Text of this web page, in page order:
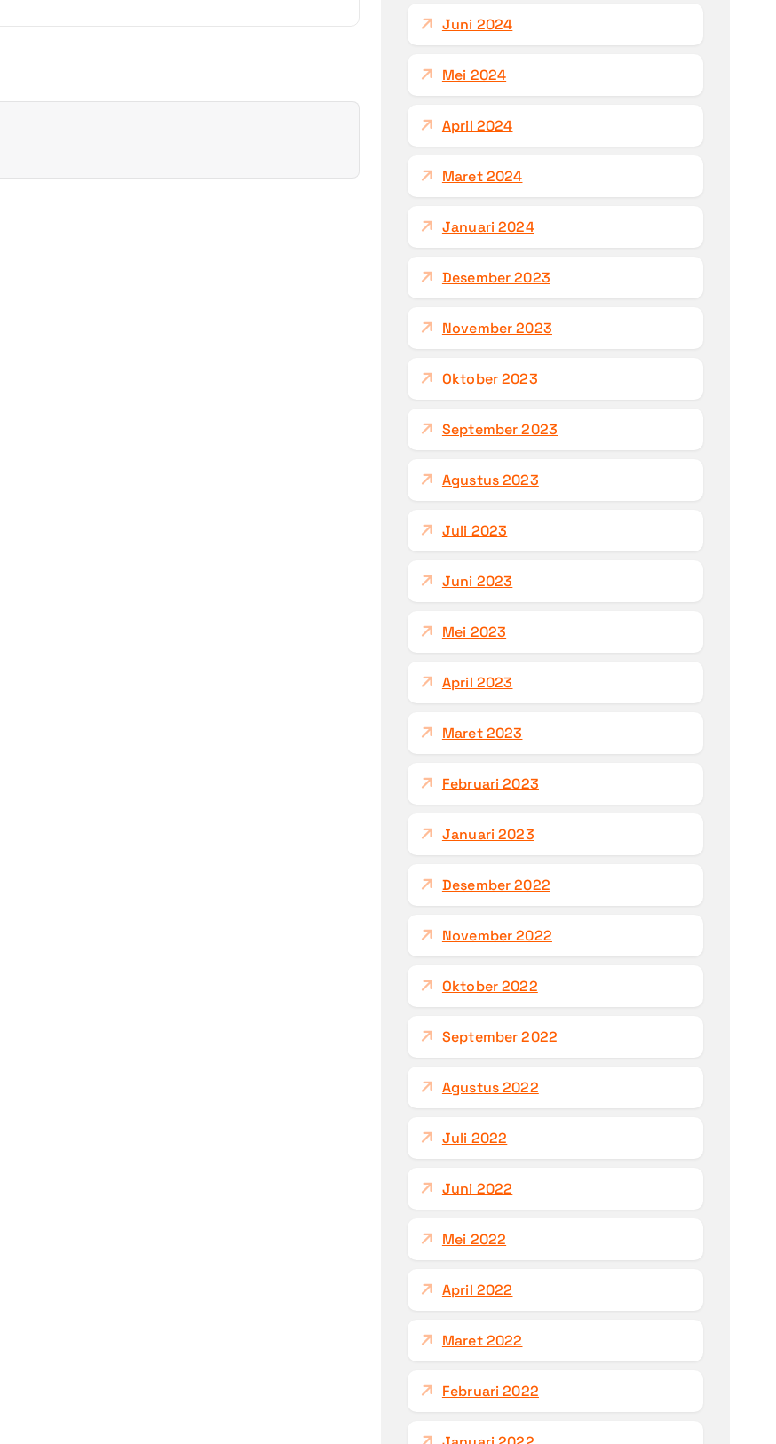
Juni 2024
Mei 2024
April 2024
Maret 2024
Januari 2024
Desember 2023
November 2023
Oktober 2023
September 2023
Agustus 2023
Juli 2023
Juni 2023
Mei 2023
April 2023
Maret 2023
Februari 2023
Januari 2023
Desember 2022
November 2022
Oktober 2022
September 2022
Agustus 2022
Juli 2022
Juni 2022
Mei 2022
April 2022
Maret 2022
Februari 2022